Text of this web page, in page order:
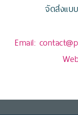
จัดส่งแบ
Email: